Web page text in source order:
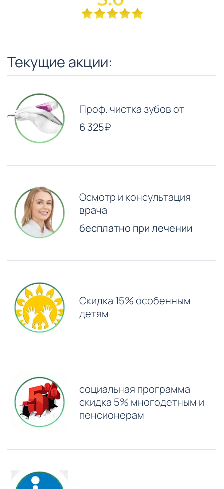
Текущие акции:
Проф. чистка зубов от
6 325₽
Осмотр и консультация
врача
бесплатно при лечении
Скидка 15% особенным
детям
⁠социальная программа
скидка 5% многодетным и
пенсионерам